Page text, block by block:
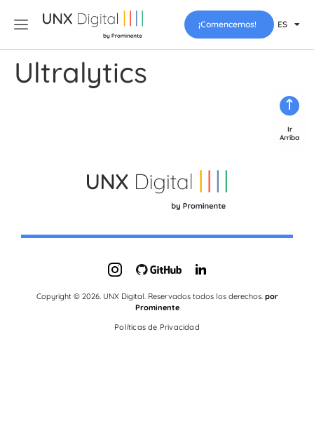
¡Comencemos! ES
Ultralytics
Copyright © 2026. UNX Digital. Reservados todos los derechos. por
Prominente
Políticas de Privacidad
Ir
Arriba